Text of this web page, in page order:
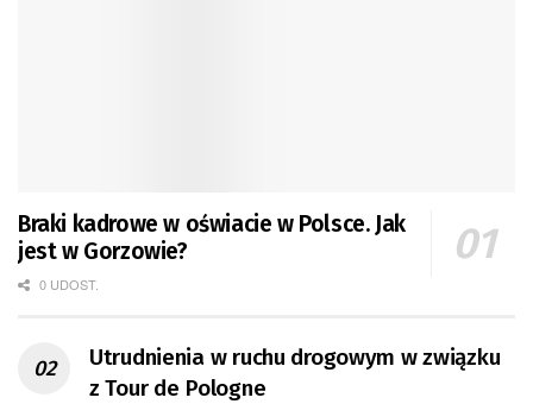
Braki kadrowe w oświacie w Polsce. Jak
jest w Gorzowie?
0 UDOST.
Utrudnienia w ruchu drogowym w związku
z Tour de Pologne